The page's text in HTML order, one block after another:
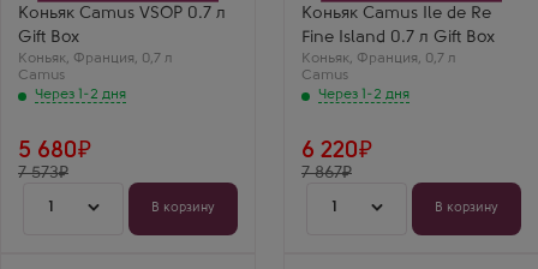
Коньяк Camus VSOP 0.7 л
Gift Box
Коньяк, Франция, 0,7 л
Camus
Через 1-2 дня
Коньяк
Выдержка
4 года
5 680
7 573
1
В корзину
Коньяк Camus Ile de Re
Fine Island 0.7 л Gift Box
Коньяк, Франция, 0,7 л
Camus
Через 1-2 дня
Регион
Коньяк
Выдержка
4 года
Дарья Кузнецова
Камю Иль де Ре —
Солоноватые нотки
делают его
неповторимым.
6 220
7 867
1
В корзину